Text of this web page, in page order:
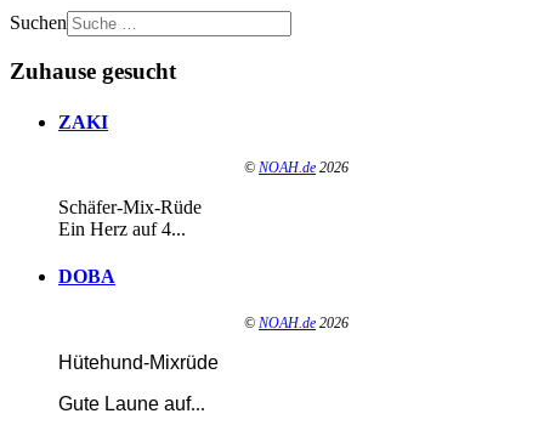
Suchen
Zuhause gesucht
ZAKI
© NOAH.de 2026
Schäfer-Mix-Rüde
Ein Herz auf 4...
DOBA
© NOAH.de 2026
Hütehund-Mixrüde
Gute Laune auf...